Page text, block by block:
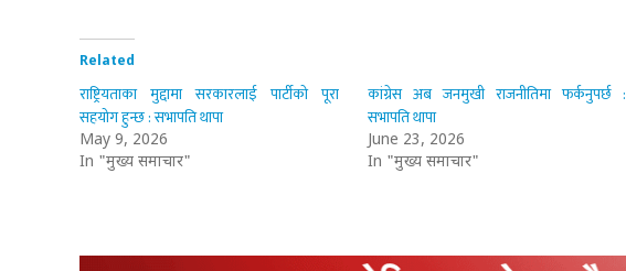
Related
राष्ट्रियताका मुद्दामा सरकारलाई पार्टीको पूरा
सहयोग हुन्छ : सभापति थापा
May 9, 2026
In "मुख्य समाचार"
कांग्रेस अब जनमुखी राजनीतिमा फर्कनुपर्छ :
सभापति थापा
June 23, 2026
In "मुख्य समाचार"